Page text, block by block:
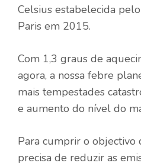
Celsius estabelecida
Paris em 2015.
Com 1,3 graus de
agora, a nossa febre
mais tempestades
e aumento do nível do
Para cumprir o objectivo
precisa de reduzir as